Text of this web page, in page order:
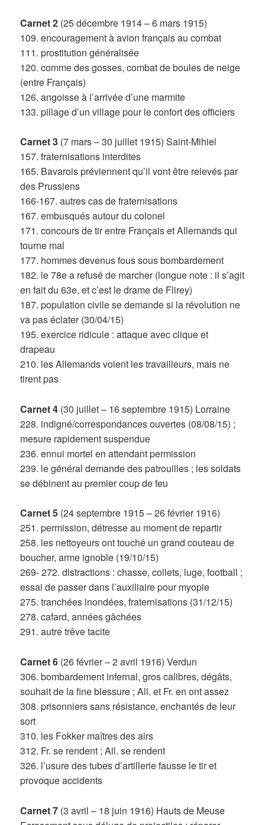
Carnet 2 (25 décembre 1914 – 6 mars 1915)
109. encouragement à avion français au combat
111. prostitution généralisée
120. comme des gosses, combat de boules de neige
(entre Français)
126. angoisse à l’arrivée d’une marmite
133. pillage d’un village pour le confort des officiers
Carnet 3 (7 mars – 30 juillet 1915) Saint-Mihiel
157. fraternisations interdites
165. Bavarois préviennent qu’il vont être relevés par
des Prussiens
166-167. autres cas de fraternisations
167. embusqués autour du colonel
171. concours de tir entre Français et Allemands qui
tourne mal
177. hommes devenus fous sous bombardement
182. le 78e a refusé de marcher (longue note : il s’agit
en fait du 63e, et c’est le drame de Flirey)
187. population civile se demande si la révolution ne
va pas éclater (30/04/15)
195. exercice ridicule : attaque avec clique et
drapeau
210. les Allemands voient les travailleurs, mais ne
tirent pas
Carnet 4 (30 juillet – 16 septembre 1915) Lorraine
228. indigné/correspondances ouvertes (08/08/15) ;
mesure rapidement suspendue
236. ennui mortel en attendant permission
239. le général demande des patrouilles ; les soldats
se débinent au premier coup de feu
Carnet 5 (24 septembre 1915 – 26 février 1916)
251. permission, détresse au moment de repartir
258. les nettoyeurs ont touché un grand couteau de
boucher, arme ignoble (19/10/15)
269- 272. distractions : chasse, collets, luge, football ;
essai de passer dans l’auxiliaire pour myopie
275. tranchées inondées, fraternisations (31/12/15)
278. cafard, années gâchées
291. autre trêve tacite
Carnet 6 (26 février – 2 avril 1916) Verdun
306. bombardement infernal, gros calibres, dégâts,
souhait de la fine blessure ; All. et Fr. en ont assez
308. prisonniers sans résistance, enchantés de leur
sort
310. les Fokker maîtres des airs
312. Fr. se rendent ; All. se rendent
326. l’usure des tubes d’artillerie fausse le tir et
provoque accidents
Carnet 7 (3 avril – 18 juin 1916) Hauts de Meuse